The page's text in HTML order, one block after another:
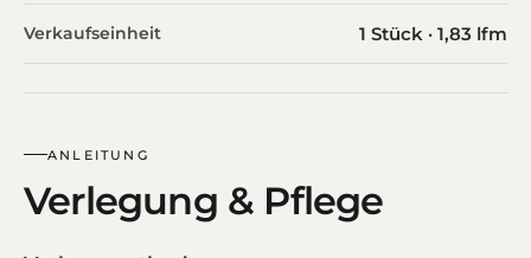
Verkaufseinheit 1 Stück · 1,83 lfm
ANLEITUNG
Verlegung & Pflege